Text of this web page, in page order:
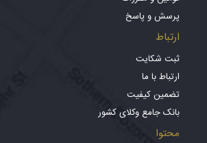
پرسش و پاسخ
ارتباط
ثبت شکایت
ارتباط با ما
تضمین کیفیت
بانک جامع وکلای کشور
محتوا